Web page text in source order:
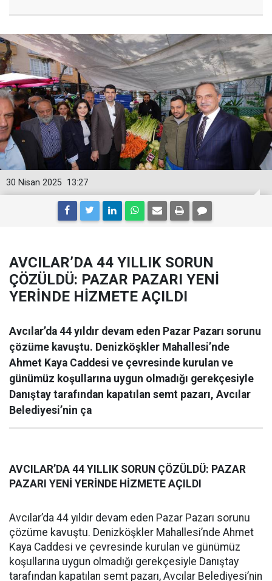
13:27
30 Nisan 2025
AVCILAR’DA 44 YILLIK SORUN
ÇÖZÜLDÜ: PAZAR PAZARI YENİ
YERİNDE HİZMETE AÇILDI
Avcılar’da 44 yıldır devam eden Pazar Pazarı sorunu
çözüme kavuştu. Denizköşkler Mahallesi’nde
Ahmet Kaya Caddesi ve çevresinde kurulan ve
günümüz koşullarına uygun olmadığı gerekçesiyle
Danıştay tarafından kapatılan semt pazarı, Avcılar
Belediyesi’nin ça
AVCILAR’DA 44 YILLIK SORUN ÇÖZÜLDÜ: PAZAR
PAZARI YENİ YERİNDE HİZMETE AÇILDI
Avcılar’da 44 yıldır devam eden Pazar Pazarı sorunu
çözüme kavuştu. Denizköşkler Mahallesi’nde Ahmet
Kaya Caddesi ve çevresinde kurulan ve günümüz
koşullarına uygun olmadığı gerekçesiyle Danıştay
tarafından kapatılan semt pazarı, Avcılar Belediyesi’nin